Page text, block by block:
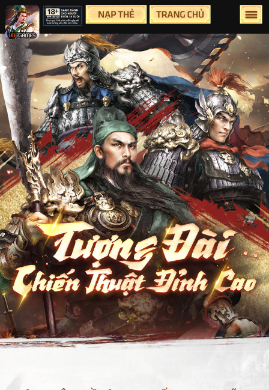
Lên Đầu Trang
Trang chủ
Tin tức
Sự Kiện
Group
Facebook
Youtube
Hỗ Trợ
Điều Khoản